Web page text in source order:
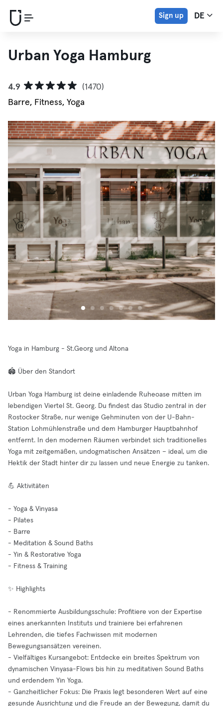
Sign up DE
Urban Yoga Hamburg
4.9
(1470)
Barre, Fitness, Yoga
Yoga in Hamburg - St.Georg und Altona
🏟️ Über den Standort
Urban Yoga Hamburg ist deine einladende Ruheoase mitten im
lebendigen Viertel St. Georg. Du findest das Studio zentral in der
Rostocker Straße, nur wenige Gehminuten von der U-Bahn-
Station Lohmühlenstraße und dem Hamburger Hauptbahnhof
entfernt. In den modernen Räumen verbindet sich traditionelles
Yoga mit zeitgemäßen, undogmatischen Ansätzen – ideal, um die
Hektik der Stadt hinter dir zu lassen und neue Energie zu tanken.
💪 Aktivitäten
- Yoga & Vinyasa
- Pilates
- Barre
- Meditation & Sound Baths
- Yin & Restorative Yoga
- Fitness & Training
✨ Highlights
- Renommierte Ausbildungsschule: Profitiere von der Expertise
eines anerkannten Instituts und trainiere bei erfahrenen
Lehrenden, die tiefes Fachwissen mit modernen
Bewegungsansätzen vereinen.
- Vielfältiges Kursangebot: Entdecke ein breites Spektrum von
dynamischen Vinyasa-Flows bis hin zu meditativen Sound Baths
und erdendem Yin Yoga.
- Ganzheitlicher Fokus: Die Praxis legt besonderen Wert auf eine
gesunde Ausrichtung und die Freude an der Bewegung, damit du